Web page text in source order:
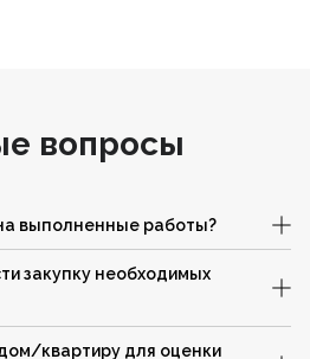
вопросы
выполненные работы?
закупку необходимых
квартиру для оценки